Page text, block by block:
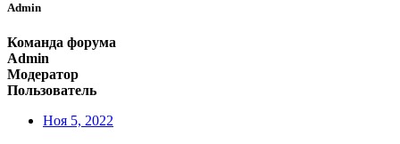
Admin
Команда форума
Admin
Модератор
Пользователь
Ноя 5, 2022